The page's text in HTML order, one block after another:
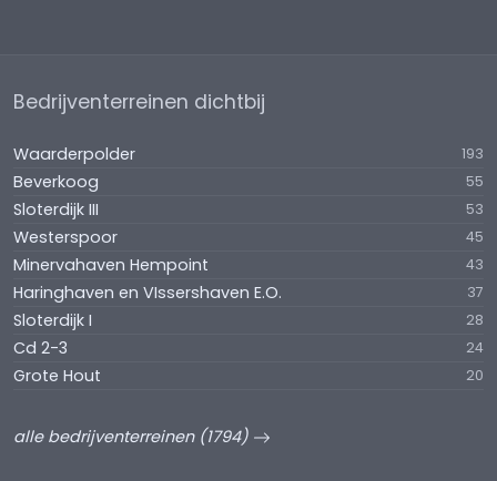
Bedrijventerreinen dichtbij
Waarderpolder 193
Beverkoog 55
Sloterdijk III 53
Westerspoor 45
Minervahaven Hempoint 43
Haringhaven en VIssershaven E.O. 37
Sloterdijk I 28
Cd 2-3 24
Grote Hout 20
alle bedrijventerreinen (1794)